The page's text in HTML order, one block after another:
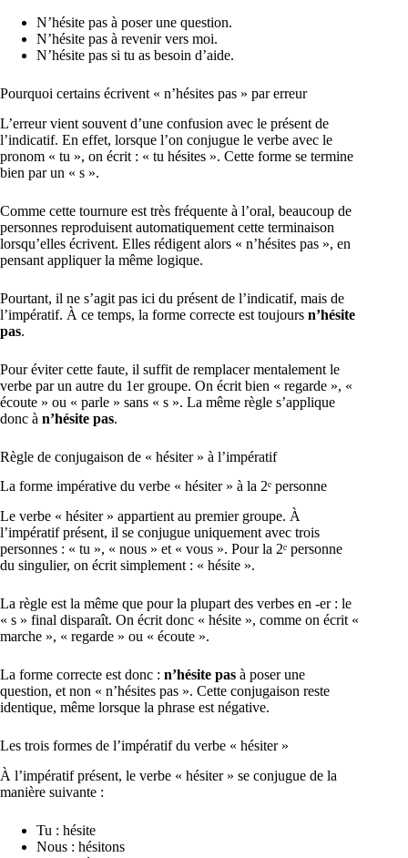
N’hésite pas à poser une question.
N’hésite pas à revenir vers moi.
N’hésite pas si tu as besoin d’aide.
Pourquoi certains écrivent « n’hésites pas » par erreur
L’erreur vient souvent d’une confusion avec le présent de
l’indicatif. En effet, lorsque l’on conjugue le verbe avec le
pronom « tu », on écrit : « tu hésites ». Cette forme se termine
bien par un « s ».
Comme cette tournure est très fréquente à l’oral, beaucoup de
personnes reproduisent automatiquement cette terminaison
lorsqu’elles écrivent. Elles rédigent alors « n’hésites pas », en
pensant appliquer la même logique.
Pourtant, il ne s’agit pas ici du présent de l’indicatif, mais de
l’impératif. À ce temps, la forme correcte est toujours n’hésite
pas.
Pour éviter cette faute, il suffit de remplacer mentalement le
verbe par un autre du 1er groupe. On écrit bien « regarde », «
écoute » ou « parle » sans « s ». La même règle s’applique
donc à n’hésite pas.
Règle de conjugaison de « hésiter » à l’impératif
La forme impérative du verbe « hésiter » à la 2ᵉ personne
Le verbe « hésiter » appartient au premier groupe. À
l’impératif présent, il se conjugue uniquement avec trois
personnes : « tu », « nous » et « vous ». Pour la 2ᵉ personne
du singulier, on écrit simplement : « hésite ».
La règle est la même que pour la plupart des verbes en -er : le
« s » final disparaît. On écrit donc « hésite », comme on écrit «
marche », « regarde » ou « écoute ».
La forme correcte est donc : n’hésite pas à poser une
question, et non « n’hésites pas ». Cette conjugaison reste
identique, même lorsque la phrase est négative.
Les trois formes de l’impératif du verbe « hésiter »
À l’impératif présent, le verbe « hésiter » se conjugue de la
manière suivante :
Tu : hésite
Nous : hésitons